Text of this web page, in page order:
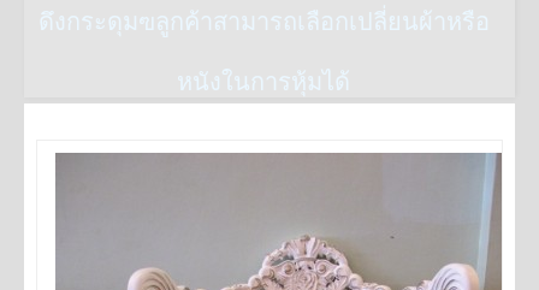
ดึงกระดุมฃลูกค้าสามารถเลือกเปลี่ยนผ้าหรือ
หนังในการหุ้มได้